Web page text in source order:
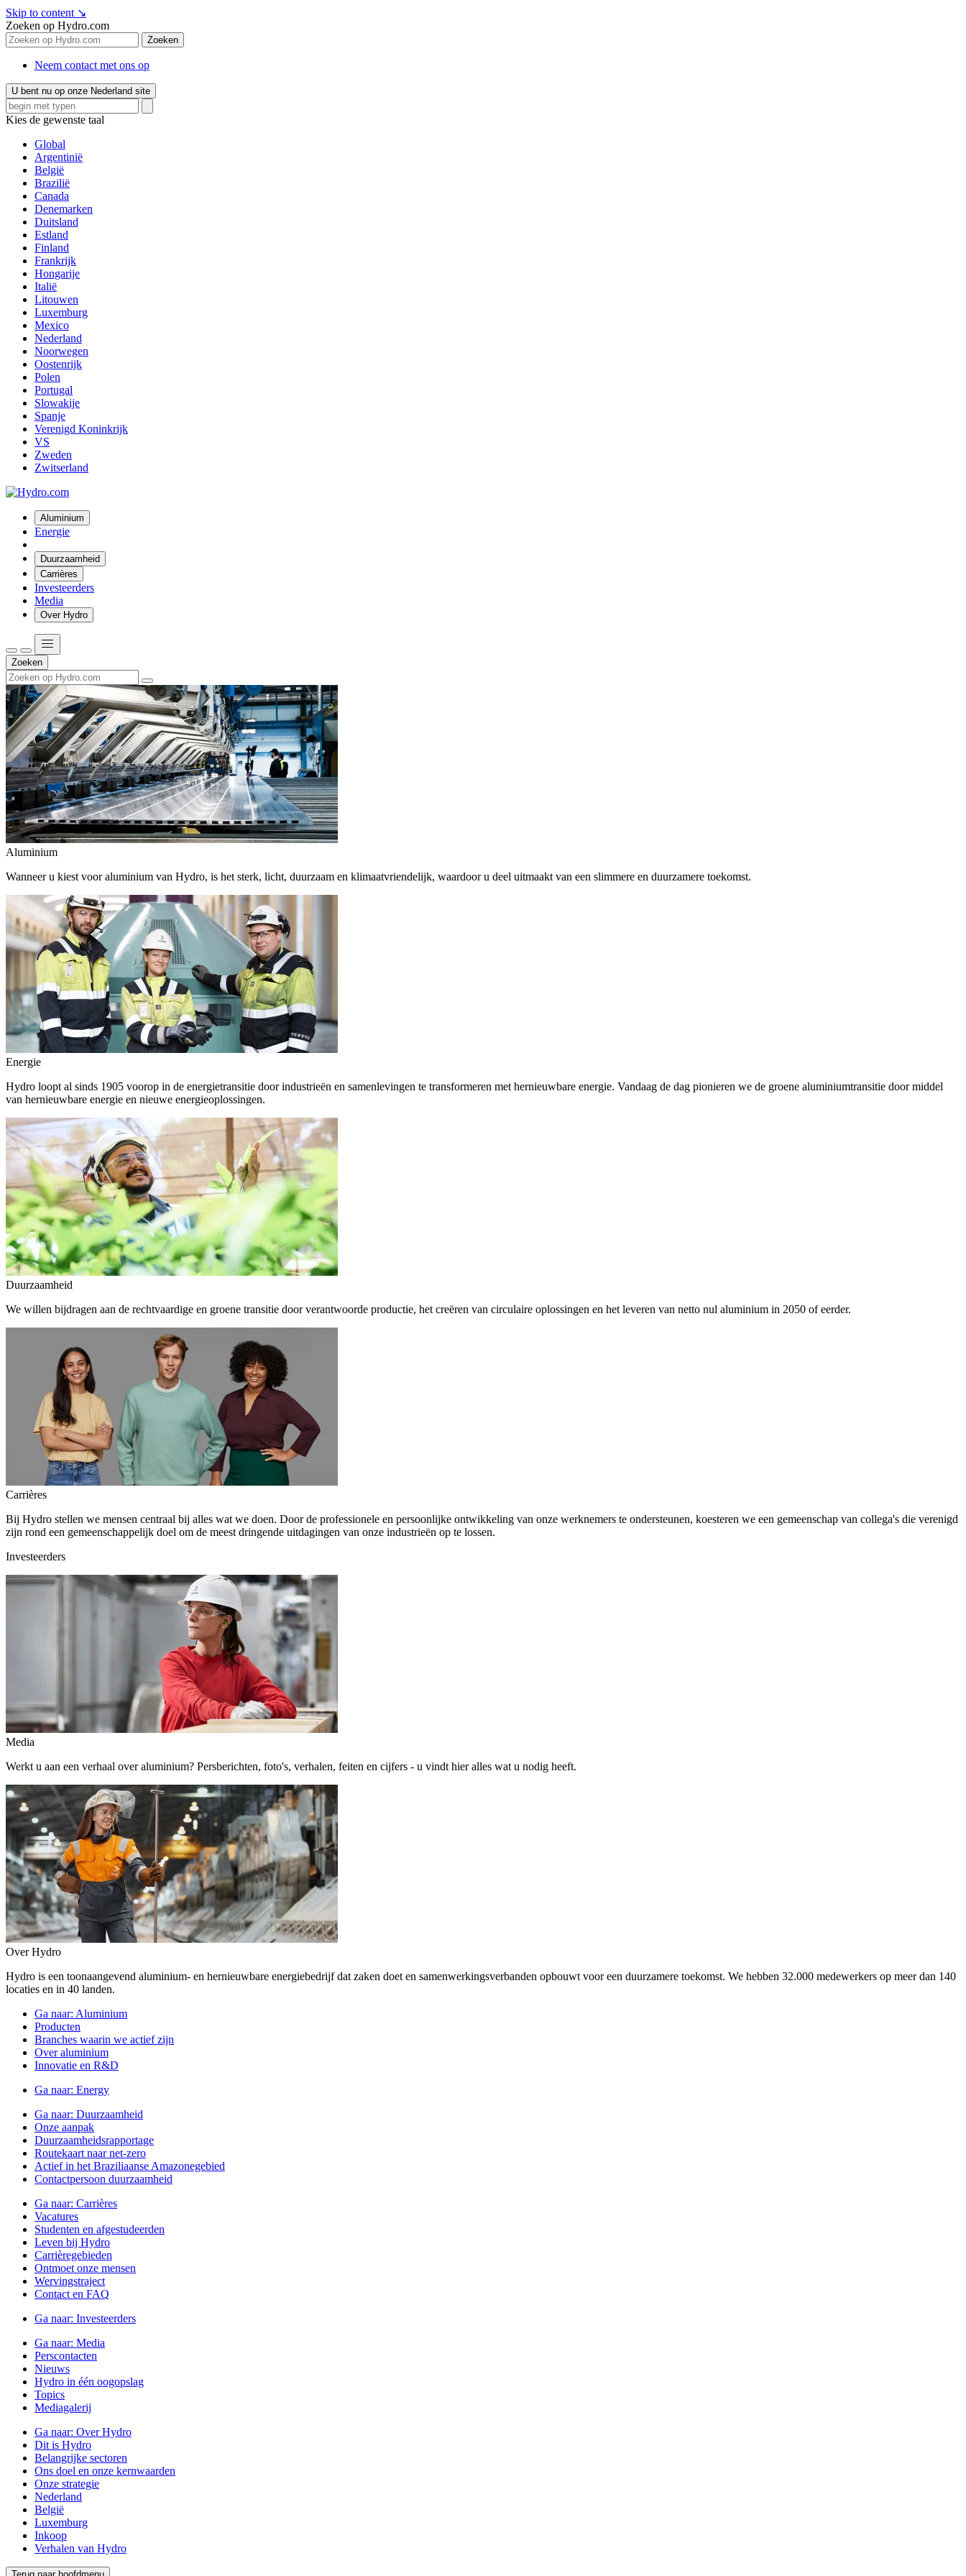
Skip to content ↘
Zoeken op Hydro.com
Zoeken
Neem contact met ons op
U bent nu op onze Nederland site
Kies de gewenste taal
Global
Argentinië
België
Brazilië
Canada
Denemarken
Duitsland
Estland
Finland
Frankrijk
Hongarije
Italië
Litouwen
Luxemburg
Mexico
Nederland
Noorwegen
Oostenrijk
Polen
Portugal
Slowakije
Spanje
Verenigd Koninkrijk
VS
Zweden
Zwitserland
Aluminium
Energie
Duurzaamheid
Carrières
Investeerders
Media
Over Hydro
Zoeken
Aluminium
Wanneer u kiest voor aluminium van Hydro, is het sterk, licht, duurzaam en klimaatvriendelijk, waardoor u deel uitmaakt van een slimmere en duurzamere toekomst.
Energie
Hydro loopt al sinds 1905 voorop in de energietransitie door industrieën en samenlevingen te transformeren met hernieuwbare energie. Vandaag de dag pionieren we de groene aluminiumtransitie door middel
van hernieuwbare energie en nieuwe energieoplossingen.
Duurzaamheid
We willen bijdragen aan de rechtvaardige en groene transitie door verantwoorde productie, het creëren van circulaire oplossingen en het leveren van netto nul aluminium in 2050 of eerder.
Carrières
Bij Hydro stellen we mensen centraal bij alles wat we doen. Door de professionele en persoonlijke ontwikkeling van onze werknemers te ondersteunen, koesteren we een gemeenschap van collega's die verenigd
zijn rond een gemeenschappelijk doel om de meest dringende uitdagingen van onze industrieën op te lossen.
Investeerders
Media
Werkt u aan een verhaal over aluminium? Persberichten, foto's, verhalen, feiten en cijfers - u vindt hier alles wat u nodig heeft.
Over Hydro
Hydro is een toonaangevend aluminium- en hernieuwbare energiebedrijf dat zaken doet en samenwerkingsverbanden opbouwt voor een duurzamere toekomst. We hebben 32.000 medewerkers op meer dan 140
locaties en in 40 landen.
Ga naar: Aluminium
Producten
Branches waarin we actief zijn
Over aluminium
Innovatie en R&D
Ga naar: Energy
Ga naar: Duurzaamheid
Onze aanpak
Duurzaamheidsrapportage
Routekaart naar net-zero
Actief in het Braziliaanse Amazonegebied
Contactpersoon duurzaamheid
Ga naar: Carrières
Vacatures
Studenten en afgestudeerden
Leven bij Hydro
Carrièregebieden
Ontmoet onze mensen
Wervingstraject
Contact en FAQ
Ga naar: Investeerders
Ga naar: Media
Perscontacten
Nieuws
Hydro in één oogopslag
Topics
Mediagalerij
Ga naar: Over Hydro
Dit is Hydro
Belangrijke sectoren
Ons doel en onze kernwaarden
Onze strategie
Nederland
België
Luxemburg
Inkoop
Verhalen van Hydro